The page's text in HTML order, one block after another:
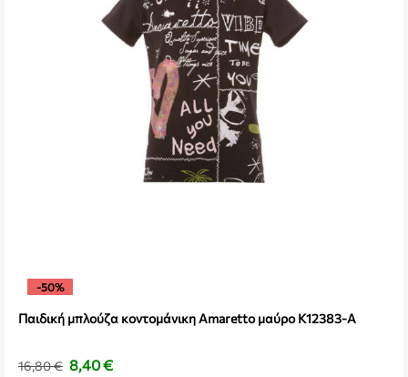
-50%
Παιδική μπλούζα κοντομάνικη Amaretto μαύρο K12383-A
16,80€ 8,40€